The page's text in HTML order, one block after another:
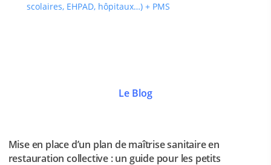
scolaires, EHPAD, hôpitaux…) + PMS
Le Blog
Mise en place d’un plan de maîtrise sanitaire en
restauration collective : un guide pour les petits